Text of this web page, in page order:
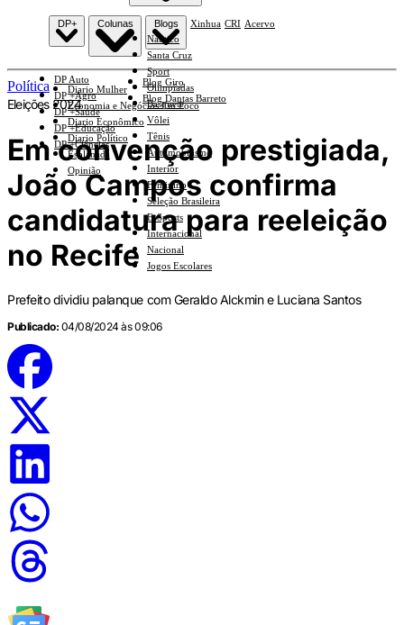
Náutico
Santa Cruz
Sport
Olimpíadas
Basquete
Vôlei
Tênis
Automobilismo
Interior
Feminino
Seleção Brasileira
E-Sports
Internacional
Nacional
Jogos Escolares
DP+
DP Auto
DP +Agro
DP +Saúde
DP +Educação
DP +Ciências
Colunas
Diario Mulher
Economia e Negócios Em Foco
Diario Econômico
Diario Político
Esplanada
Opinião
Blogs
Blog Giro
Blog Dantas Barreto
Xinhua CRI Acervo
Política
Eleições 2024
Em convenção prestigiada,
João Campos confirma
candidatura para reeleição
no Recife
Prefeito dividiu palanque com Geraldo Alckmin e Luciana Santos
Publicado: 04/08/2024 às 09:06